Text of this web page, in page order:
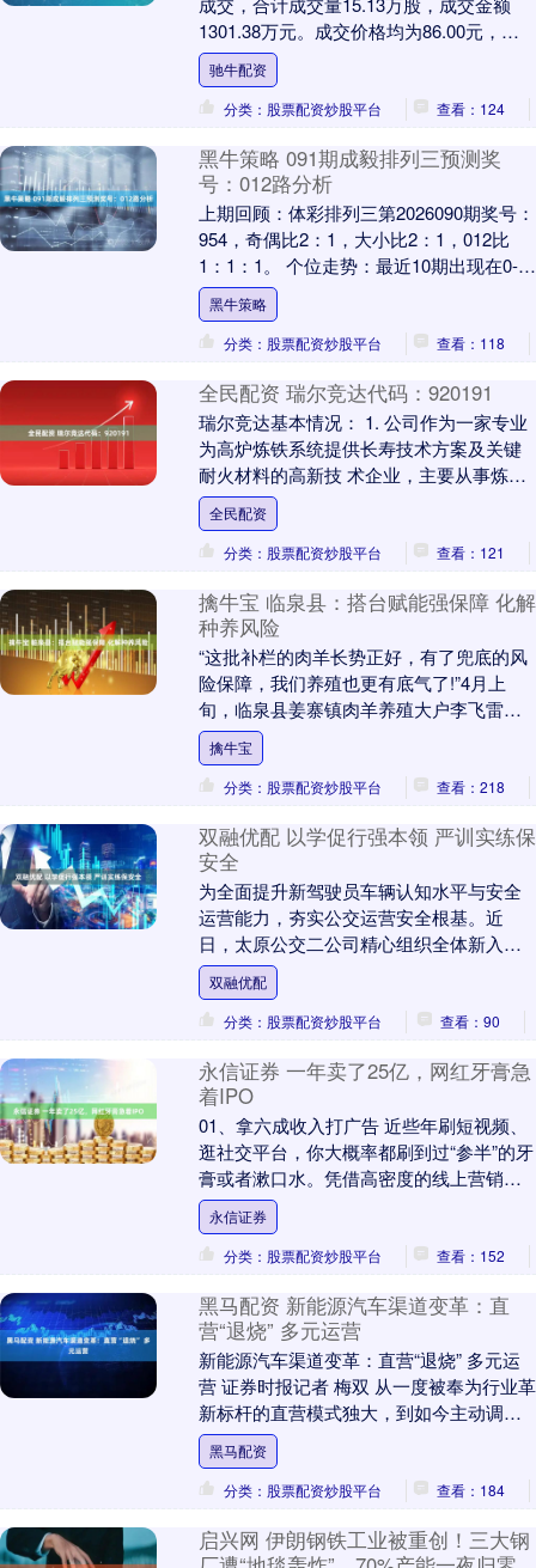
1301.38万元。成交价格均为86.00元，相
对今日收盘价折价6.91%。从参....
驰牛配资
分类：股票配资炒股平台
查看：124
黑牛策略 091期成毅排列三预测奖
号：012路分析
上期回顾：体彩排列三第2026090期奖号：
954，奇偶比2：1，大小比2：1，012比
1：1：1。 个位走势：最近10期出现在0-8
之间，跨度为9点，开出范围....
黑牛策略
分类：股票配资炒股平台
查看：118
全民配资 瑞尔竞达代码：920191
瑞尔竞达基本情况： 1. 公司作为一家专业
为高炉炼铁系统提供长寿技术方案及关键
耐火材料的高新技 术企业，主要从事炼铁
高炉高效、长寿、节能、绿色、环保等技
术与所需....
全民配资
分类：股票配资炒股平台
查看：121
擒牛宝 临泉县：搭台赋能强保障 化解
种养风险
“这批补栏的肉羊长势正好，有了兜底的风
险保障，我们养殖也更有底气了!”4月上
旬，临泉县姜寨镇肉羊养殖大户李飞雷指
着自家养殖场里膘肥体壮的肉羊，语气里
满是踏实。春....
擒牛宝
分类：股票配资炒股平台
查看：218
双融优配 以学促行强本领 严训实练保
安全
为全面提升新驾驶员车辆认知水平与安全
运营能力，夯实公交运营安全根基。近
日，太原公交二公司精心组织全体新入职
驾驶员，赴省体修保车间开展沉浸式、全
方位岗前培训。本次....
双融优配
分类：股票配资炒股平台
查看：90
永信证券 一年卖了25亿，网红牙膏急
着IPO
01、拿六成收入打广告 近些年刷短视频、
逛社交平台，你大概率都刷到过“参半”的牙
膏或者漱口水。凭借高密度的线上营销，
这个2018年才成立的品牌，在巨头盘踞的
传统....
永信证券
分类：股票配资炒股平台
查看：152
黑马配资 新能源汽车渠道变革：直
营“退烧” 多元运营
新能源汽车渠道变革：直营“退烧” 多元运
营 证券时报记者 梅双 从一度被奉为行业革
新标杆的直营模式独大，到如今主动调
整、回归多元渠道布局，新能源汽车行业
的零售生....
黑马配资
分类：股票配资炒股平台
查看：184
启兴网 伊朗钢铁工业被重创！三大钢